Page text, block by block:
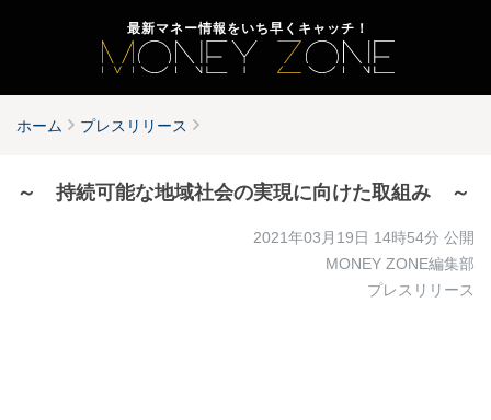
最新マネー情報をいち早くキャッチ！
ホーム プレスリリース
～ 持続可能な地域社会の実現に向けた取組み ～
2021年03月19日 14時54分 公開
MONEY ZONE編集部
プレスリリース